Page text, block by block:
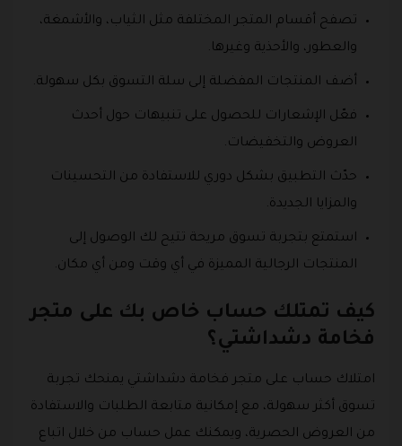
تصفح أقسام المتجر المختلفة مثل الثياب، والأشمغة،
والعطور، والأحذية وغيرها.
أضف المنتجات المفضلة إلى سلة التسوق بكل سهولة.
فعّل الإشعارات للحصول على تنبيهات حول أحدث
العروض والتخفيضات.
حدّث التطبيق بشكل دوري للاستفادة من التحسينات
والمزايا الجديدة.
استمتع بتجربة تسوق مريحة تتيح لك الوصول إلى
المنتجات الرجالية المميزة في أي وقت ومن أي مكان.
كيف تمتلك حساب خاص بك على متجر
فخامة دشداشتي؟
امتلاك حساب على متجر فخامة دشداشتي يمنحك تجربة
تسوق أكثر سهولة، مع إمكانية متابعة الطلبات والاستفادة
من العروض الحصرية، ويمكنك عمل حساب من خلال اتباع